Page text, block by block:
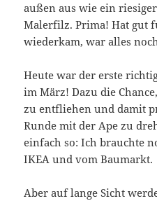
außen aus wie ein
Malerfilz. Prima! Hat gut
wiederkam, war alles
Heute war der erste
im März! Dazu die
zu entfliehen und damit
Runde mit der Ape zu
einfach so: Ich brauchte
IKEA und vom Baumarkt.
Aber auf lange Sicht